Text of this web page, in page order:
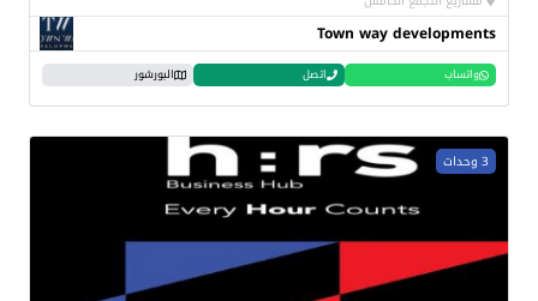
Town way developments
واتساب اتصل البورشور
3 وحدات